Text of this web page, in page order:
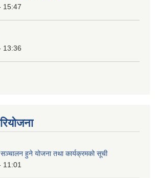
15:47
13:36
हुने योजना तथा कार्यक्रमको सूची
11:01